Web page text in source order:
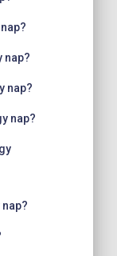
nap?
nap?
nap?